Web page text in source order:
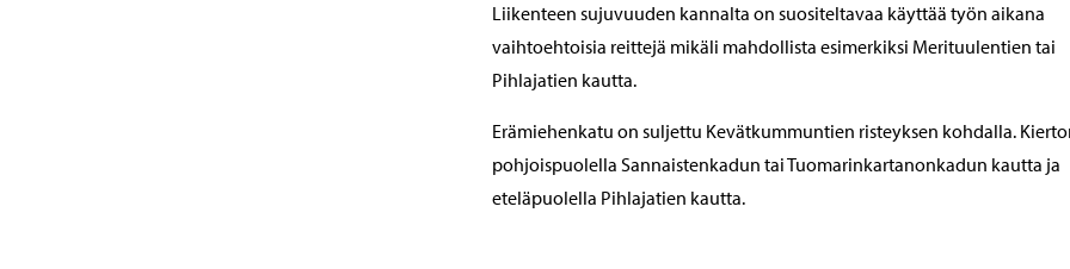
Liikenteen sujuvuuden kannalta on suositeltavaa käyttää työn aikana
vaihtoehtoisia reittejä mikäli mahdollista esimerkiksi Merituulentien tai
Pihlajatien kautta.
Erämiehenkatu on suljettu Kevätkummuntien risteyksen kohdalla.
pohjoispuolella Sannaistenkadun tai Tuomarinkartanonkadun kautta ja
eteläpuolella Pihlajatien kautta.